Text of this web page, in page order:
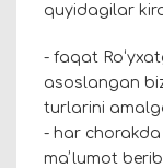
quyidagilar
- faqat
asoslangan
turlarini
- har chorakda
maʼlumot